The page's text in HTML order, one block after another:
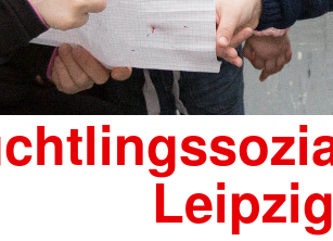
Leipzig